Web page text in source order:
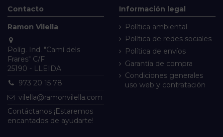
Contacto
Ramon Vilella
Políg. Ind. "Camí dels
Frares" C/F
25190 - LLEIDA
973 20 15 78
vilella@ramonvilella.com
Contáctanos ¡Estaremos
encantados de ayudarte!
Información legal
Política ambiental
Política de redes sociales
Política de envíos
Garantía de compra
Condiciones generales
uso web y contratación